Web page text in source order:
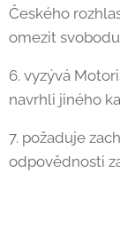
Českého
omezit
6. vyzývá
navrhli jiného
7. požaduje
odpovědnosti